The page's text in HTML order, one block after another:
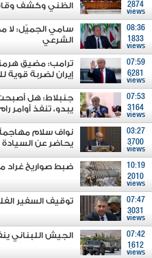
2874
views
الظني وكشف
08:36
1833
views
سامي الجميّل: لا
الشرعي
07:59
6281
views
ترامب: مضيق
إيران لضربة قوية
07:53
3164
views
جنبلاط: هل أصبحت
يبدو، تنفذ أوامر
03:27
3700
views
نواف سلام
يحاضر عن السيادة
10:19
2010
views
ضبط صواريخ غراد
07:47
3031
views
توقيف السفير
07:42
1612
views
الجيش اللبناني